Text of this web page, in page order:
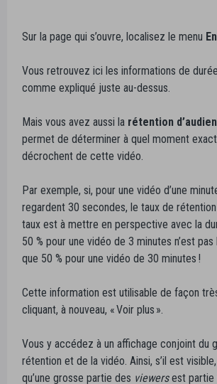
Sur la page qui s’ouvre, localisez le menu
Vous retrouvez ici les informations de
comme expliqué juste au-dessus.
Mais vous avez aussi la rétention
permet de déterminer à quel moment
décrochent de cette vidéo.
Par exemple, si, pour une vidéo d’une
regardent 30 secondes, le taux de
taux est à mettre en perspective avec la
50 % pour une vidéo de 3 minutes n’est
que 50 % pour une vidéo de 30 minutes !
Cette information est utilisable de façon
cliquant, à nouveau, « Voir plus ».
Vous y accédez à un affichage conjoint du
rétention et de la vidéo. Ainsi, s’il est
qu’une grosse partie des viewersest partie